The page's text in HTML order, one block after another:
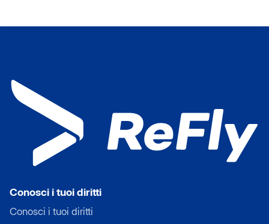
Conosci i tuoi diritti
Conosci i tuoi diritti